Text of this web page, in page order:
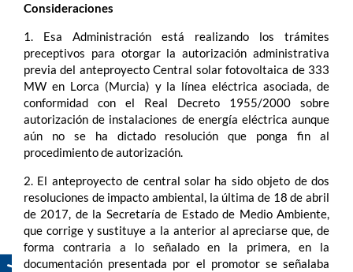
Consideraciones
1. Esa Administración está realizando los trámites
preceptivos para otorgar la autorización administrativa
previa del anteproyecto Central solar fotovoltaica de 333
MW en Lorca (Murcia) y la línea eléctrica asociada, de
conformidad con el Real Decreto 1955/2000 sobre
autorización de instalaciones de energía eléctrica aunque
aún no se ha dictado resolución que ponga fin al
procedimiento de autorización.
2. El anteproyecto de central solar ha sido objeto de dos
resoluciones de impacto ambiental, la última de 18 de abril
de 2017, de la Secretaría de Estado de Medio Ambiente,
que corrige y sustituye a la anterior al apreciarse que, de
forma contraria a lo señalado en la primera, en la
documentación presentada por el promotor se señalaba